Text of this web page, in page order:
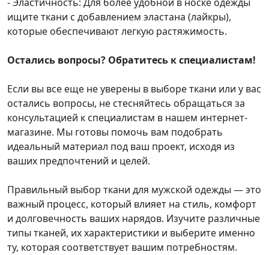
ищите ткани с добавлением эластана (лайкры),
которые обеспечивают легкую растяжимость.
Остались вопросы? Обратитесь к специалистам!
Если вы все еще не уверены в выборе ткани или у вас
остались вопросы, не стесняйтесь обращаться за
консультацией к специалистам в нашем интернет-
магазине. Мы готовы помочь вам подобрать
идеальный материал под ваш проект, исходя из
ваших предпочтений и целей.
Правильный выбор ткани для мужской одежды — это
важный процесс, который влияет на стиль, комфорт
и долговечность ваших нарядов. Изучите различные
типы тканей, их характеристики и выберите именно
ту, которая соответствует вашим потребностям.